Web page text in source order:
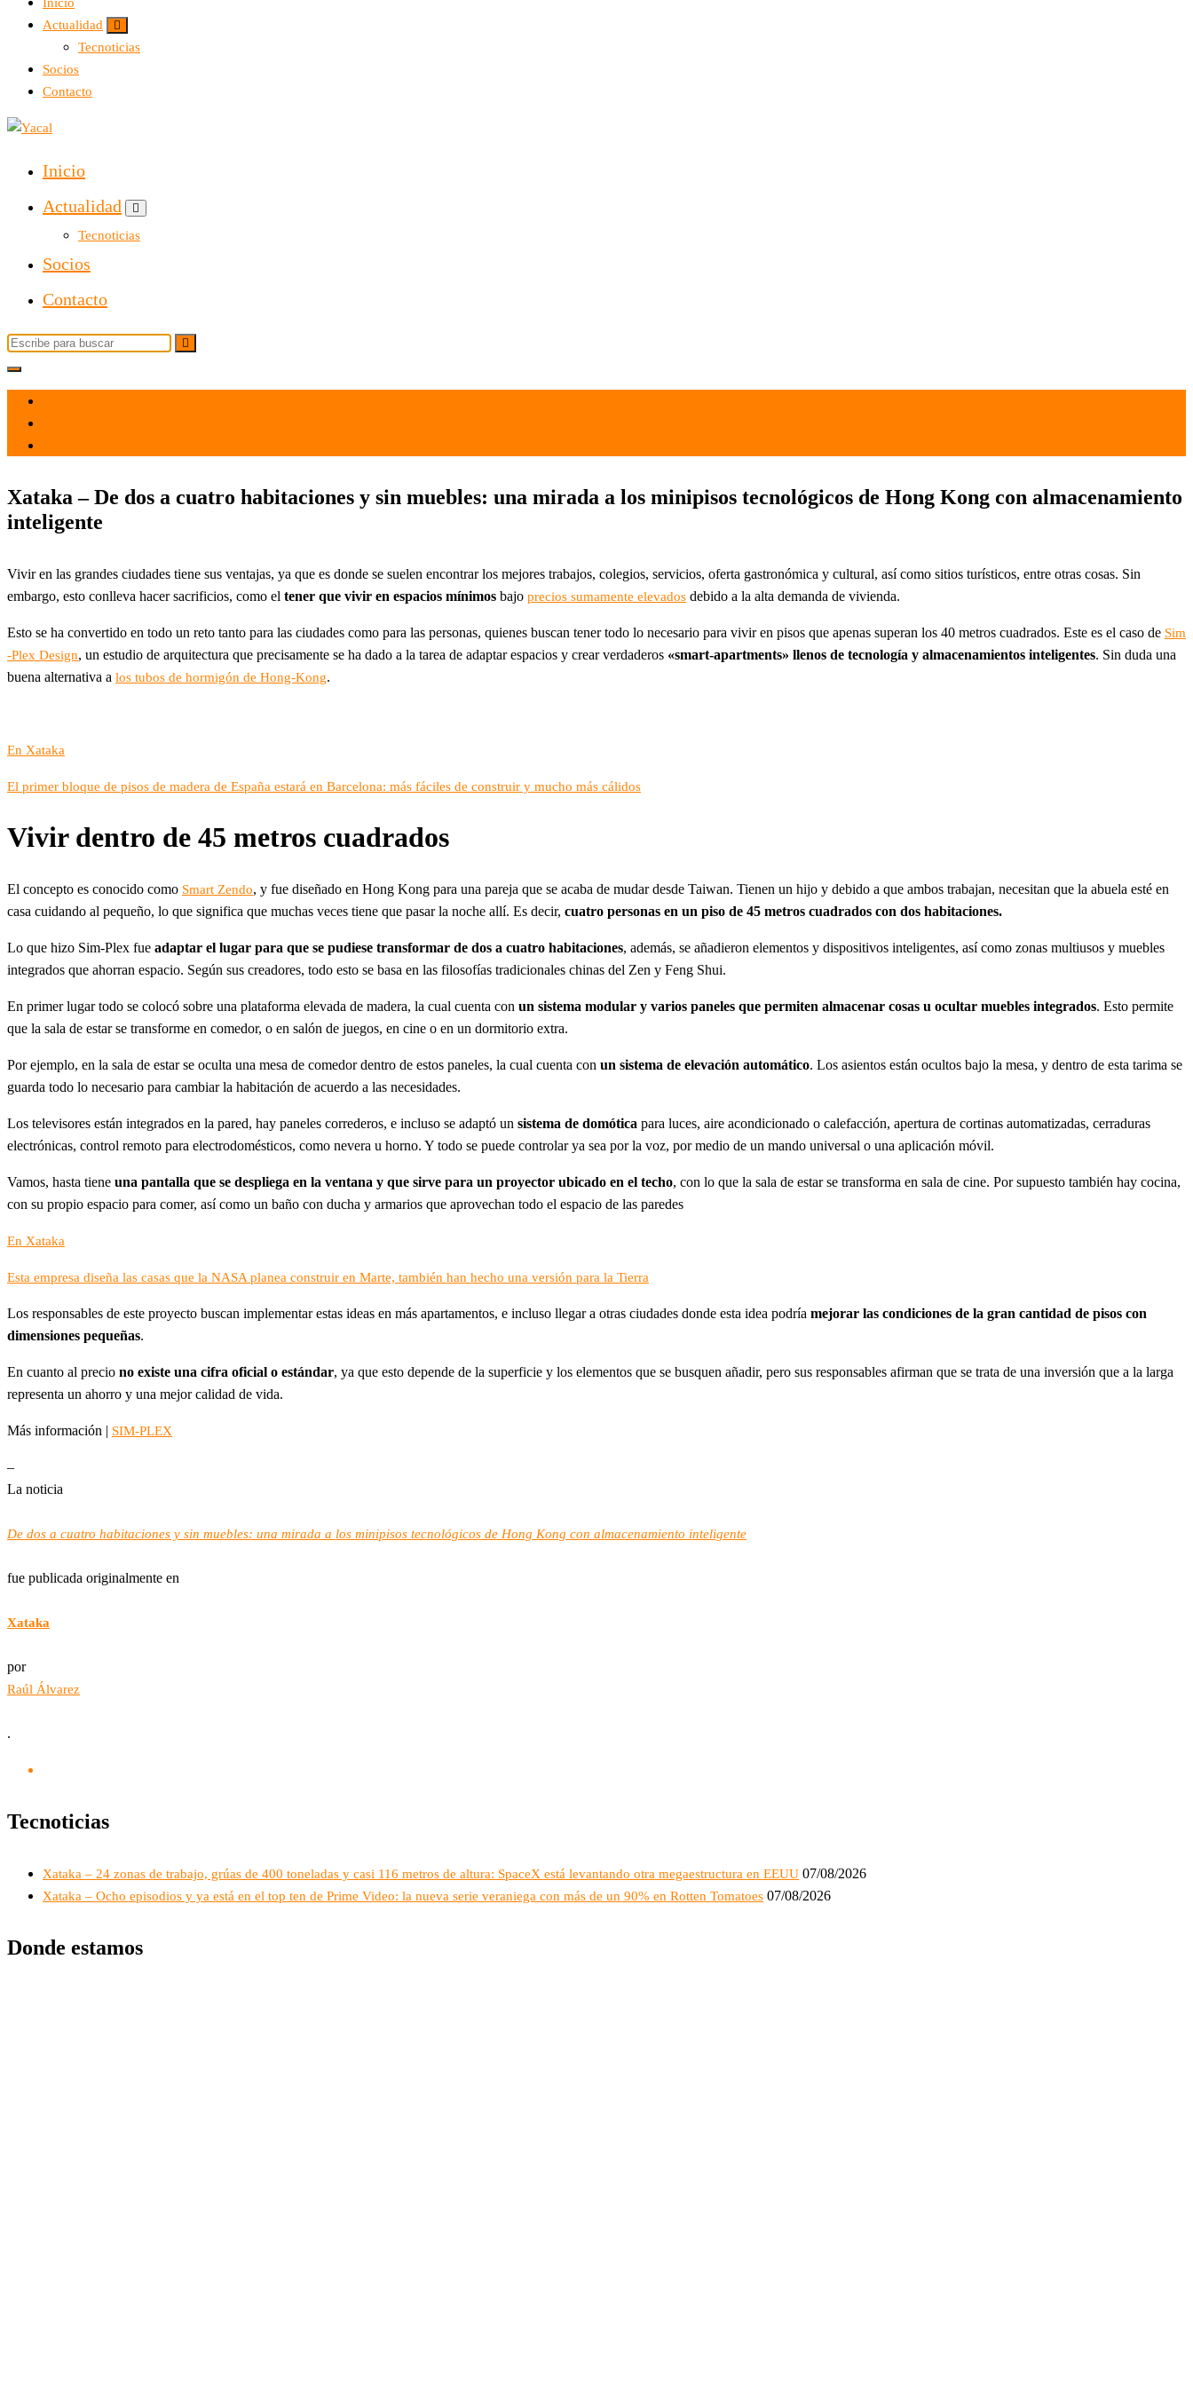
Actualidad
Tecnoticias
Socios
Contacto
Yacal micro hosting
Inicio
Actualidad
Tecnoticias
Socios
Contacto
Buscar:
Xataka – De dos a cuatro habitaciones y sin muebles: una mirada a los minipisos tecnológicos de Hong Kong con almacenamiento
inteligente
Vivir en las grandes ciudades tiene sus ventajas, ya que es donde se suelen encontrar los mejores trabajos, colegios, servicios, oferta gastronómica y cultural, así como sitios turísticos, entre otras cosas. Sin
embargo, esto conlleva hacer sacrificios, como el tener que vivir en espacios mínimos bajo precios sumamente elevados debido a la alta demanda de vivienda.
Esto se ha convertido en todo un reto tanto para las ciudades como para las personas, quienes buscan tener todo lo necesario para vivir en pisos que apenas superan los 40 metros cuadrados. Este es el caso de Sim
-Plex Design, un estudio de arquitectura que precisamente se ha dado a la tarea de adaptar espacios y crear verdaderos «smart-apartments» llenos de tecnología y almacenamientos inteligentes. Sin duda una
buena alternativa a los tubos de hormigón de Hong-Kong.
En Xataka
El primer bloque de pisos de madera de España estará en Barcelona: más fáciles de construir y mucho más cálidos
Vivir dentro de 45 metros cuadrados
El concepto es conocido como Smart Zendo, y fue diseñado en Hong Kong para una pareja que se acaba de mudar desde Taiwan. Tienen un hijo y debido a que ambos trabajan, necesitan que la abuela esté en
casa cuidando al pequeño, lo que significa que muchas veces tiene que pasar la noche allí. Es decir, cuatro personas en un piso de 45 metros cuadrados con dos habitaciones.
Lo que hizo Sim-Plex fue adaptar el lugar para que se pudiese transformar de dos a cuatro habitaciones, además, se añadieron elementos y dispositivos inteligentes, así como zonas multiusos y muebles
integrados que ahorran espacio. Según sus creadores, todo esto se basa en las filosofías tradicionales chinas del Zen y Feng Shui.
En primer lugar todo se colocó sobre una plataforma elevada de madera, la cual cuenta con un sistema modular y varios paneles que permiten almacenar cosas u ocultar muebles integrados. Esto permite
que la sala de estar se transforme en comedor, o en salón de juegos, en cine o en un dormitorio extra.
Por ejemplo, en la sala de estar se oculta una mesa de comedor dentro de estos paneles, la cual cuenta con un sistema de elevación automático. Los asientos están ocultos bajo la mesa, y dentro de esta tarima se
guarda todo lo necesario para cambiar la habitación de acuerdo a las necesidades.
Los televisores están integrados en la pared, hay paneles correderos, e incluso se adaptó un sistema de domótica para luces, aire acondicionado o calefacción, apertura de cortinas automatizadas, cerraduras
electrónicas, control remoto para electrodomésticos, como nevera u horno. Y todo se puede controlar ya sea por la voz, por medio de un mando universal o una aplicación móvil.
Vamos, hasta tiene una pantalla que se despliega en la ventana y que sirve para un proyector ubicado en el techo, con lo que la sala de estar se transforma en sala de cine. Por supuesto también hay cocina,
con su propio espacio para comer, así como un baño con ducha y armarios que aprovechan todo el espacio de las paredes
En Xataka
Esta empresa diseña las casas que la NASA planea construir en Marte, también han hecho una versión para la Tierra
Los responsables de este proyecto buscan implementar estas ideas en más apartamentos, e incluso llegar a otras ciudades donde esta idea podría mejorar las condiciones de la gran cantidad de pisos con
dimensiones pequeñas.
En cuanto al precio no existe una cifra oficial o estándar, ya que esto depende de la superficie y los elementos que se busquen añadir, pero sus responsables afirman que se trata de una inversión que a la larga
representa un ahorro y una mejor calidad de vida.
Más información | SIM-PLEX
–
La noticia
De dos a cuatro habitaciones y sin muebles: una mirada a los minipisos tecnológicos de Hong Kong con almacenamiento inteligente
fue publicada originalmente en
Xataka
por
Raúl Álvarez
.
Tecnoticias
Xataka – 24 zonas de trabajo, grúas de 400 toneladas y casi 116 metros de altura: SpaceX está levantando otra megaestructura en EEUU 07/08/2026
Xataka – Ocho episodios y ya está en el top ten de Prime Video: la nueva serie veraniega con más de un 90% en Rotten Tomatoes 07/08/2026
Donde estamos